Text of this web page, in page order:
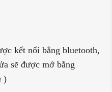
kết nối bằng bluetooth,
sẽ được mở bằng
)